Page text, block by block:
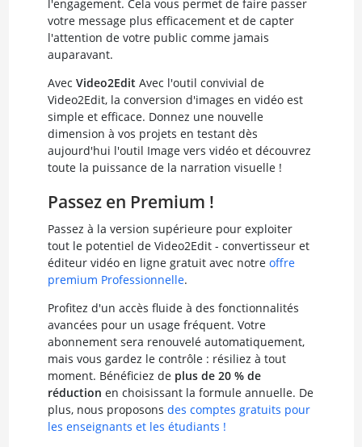
l'engagement. Cela vous permet de faire passer
votre message plus efficacement et de capter
l'attention de votre public comme jamais
auparavant.
Avec Video2Edit Avec l'outil convivial de
Video2Edit, la conversion d'images en vidéo est
simple et efficace. Donnez une nouvelle
dimension à vos projets en testant dès
aujourd'hui l'outil Image vers vidéo et découvrez
toute la puissance de la narration visuelle !
Passez en Premium !
Passez à la version supérieure pour exploiter
tout le potentiel de Video2Edit - convertisseur et
éditeur vidéo en ligne gratuit avec notre offre
premium Professionnelle.
Profitez d'un accès fluide à des fonctionnalités
avancées pour un usage fréquent. Votre
abonnement sera renouvelé automatiquement,
mais vous gardez le contrôle : résiliez à tout
moment. Bénéficiez de plus de 20 % de
réduction en choisissant la formule annuelle. De
plus, nous proposons des comptes gratuits pour
les enseignants et les étudiants !